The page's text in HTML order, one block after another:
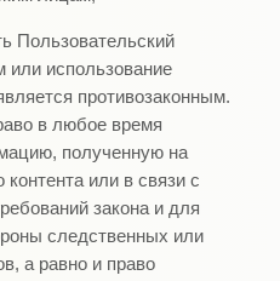
Пользовательский
или использование
противозаконным.
в любое время
полученную на
контента или в связи с
закона и для
следственных или
а равно и право